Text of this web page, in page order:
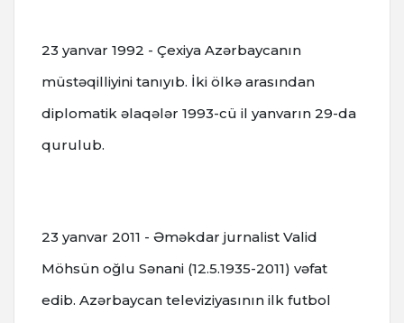
23 yanvar 1992 - Çexiya Azərbaycanın
müstəqilliyini tanıyıb. İki ölkə arasından
diplomatik əlaqələr 1993-cü il yanvarın 29-da
qurulub.
23 yanvar 2011 - Əməkdar jurnalist Valid
Möhsün oğlu Sənani (12.5.1935-2011) vəfat
edib. Azərbaycan televiziyasının ilk futbol